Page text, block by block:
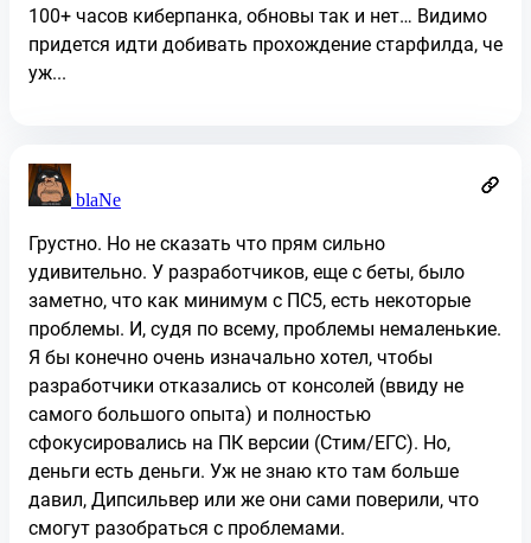
100+ часов киберпанка, обновы так и нет… Видимо
придется идти добивать прохождение старфилда, че
уж...
blaNe
Грустно. Но не сказать что прям сильно
удивительно. У разработчиков, еще с беты, было
заметно, что как минимум с ПС5, есть некоторые
проблемы. И, судя по всему, проблемы немаленькие.
Я бы конечно очень изначально хотел, чтобы
разработчики отказались от консолей (ввиду не
самого большого опыта) и полностью
сфокусировались на ПК версии (Стим/ЕГС). Но,
деньги есть деньги. Уж не знаю кто там больше
давил, Дипсильвер или же они сами поверили, что
смогут разобраться с проблемами.